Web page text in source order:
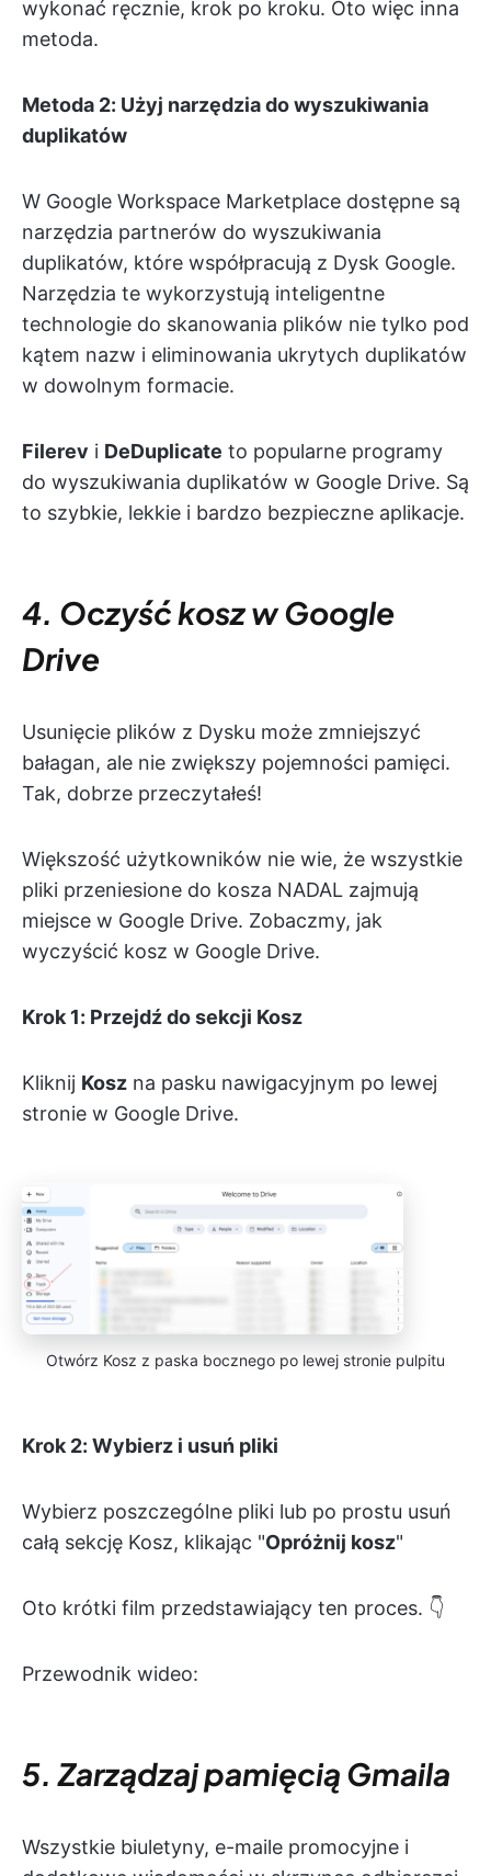
wykonać ręcznie, krok po kroku. Oto więc inna
metoda.
Metoda 2: Użyj narzędzia do wyszukiwania
duplikatów
W Google Workspace Marketplace dostępne są
narzędzia partnerów do wyszukiwania
duplikatów, które współpracują z Dysk Google.
Narzędzia te wykorzystują inteligentne
technologie do skanowania plików nie tylko pod
kątem nazw i eliminowania ukrytych duplikatów
w dowolnym formacie.
Filerev i DeDuplicate to popularne programy
do wyszukiwania duplikatów w Google Drive. Są
to szybkie, lekkie i bardzo bezpieczne aplikacje.
4. Oczyść kosz w Google
Drive
Usunięcie plików z Dysku może zmniejszyć
bałagan, ale nie zwiększy pojemności pamięci.
Tak, dobrze przeczytałeś!
Większość użytkowników nie wie, że wszystkie
pliki przeniesione do kosza NADAL zajmują
miejsce w Google Drive. Zobaczmy, jak
wyczyścić kosz w Google Drive.
Krok 1: Przejdź do sekcji Kosz
Kliknij Kosz na pasku nawigacyjnym po lewej
stronie w Google Drive.
Otwórz Kosz z paska bocznego po lewej stronie pulpitu
Krok 2: Wybierz i usuń pliki
Wybierz poszczególne pliki lub po prostu usuń
całą sekcję Kosz, klikając "Opróżnij kosz"
Oto krótki film przedstawiający ten proces. 👇
Przewodnik wideo:
5. Zarządzaj pamięcią Gmaila
Wszystkie biuletyny, e-maile promocyjne i